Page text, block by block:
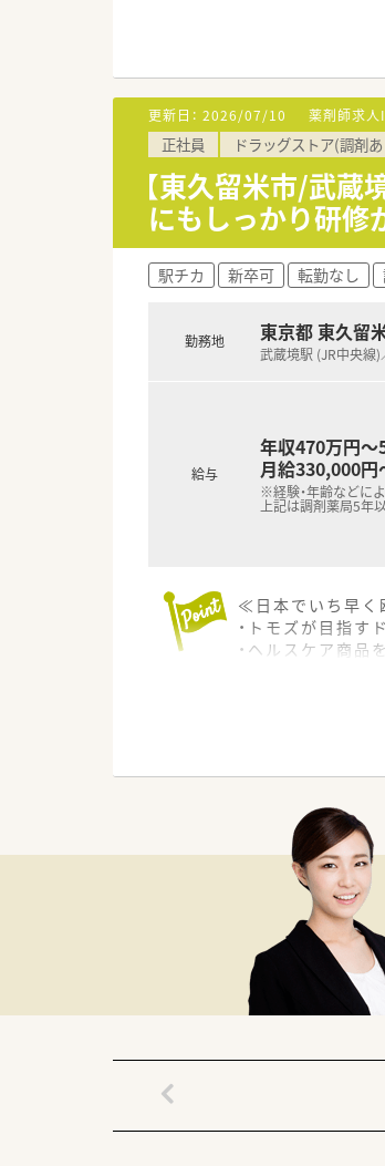
■OTC併設店だか
※赤ちゃんから
※在宅医療への
■漢方の取り扱い
■薬剤師としての
【例】管理薬剤師
■連続休暇 長期休
連続休暇を1～3
更新日： 2026/07/10 薬剤師求人
正社員 ドラッグストア(調剤
【東久留米市/武
にもしっかり研
駅チカ 新卒可 転勤なし
勤務地 東京都 東久留
武蔵境駅 (JR中央線
給与
年収470万円～
月給330,000
※経験・年齢などに
上記は調剤薬局5年
≪日本でいち早く
・トモズが目指す
・ヘルスケア商品
・調剤を核に、
・セルフメディ
≪住友商事100
・M&Aが積極的
・総合商社とし
・住友商事の協
・充実した様々
・育児休暇など
・未来を見据え
≪風通しが良く
・社員間は「さ
・風通しの良い
・風通しの良い
・日進月歩の医療